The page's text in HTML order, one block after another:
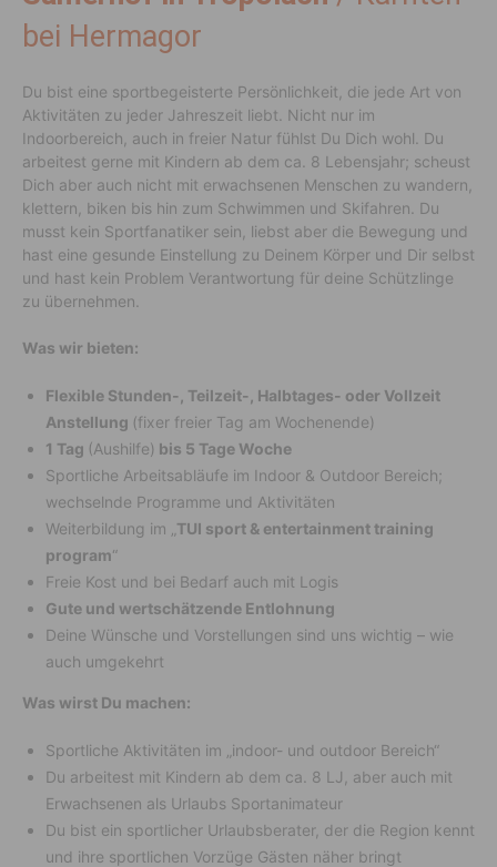
bei Hermagor
Du bist eine sportbegeisterte Persönlichkeit, die jede Art von
Aktivitäten zu jeder Jahreszeit liebt. Nicht nur im
Indoorbereich, auch in freier Natur fühlst Du Dich wohl. Du
arbeitest gerne mit Kindern ab dem ca. 8 Lebensjahr; scheust
Dich aber auch nicht mit erwachsenen Menschen zu wandern,
klettern, biken bis hin zum Schwimmen und Skifahren. Du
musst kein Sportfanatiker sein, liebst aber die Bewegung und
hast eine gesunde Einstellung zu Deinem Körper und Dir selbst
und hast kein Problem Verantwortung für deine Schützlinge
zu übernehmen.
Was wir bieten:
Flexible Stunden-, Teilzeit-, Halbtages- oder Vollzeit
Anstellung (fixer freier Tag am Wochenende)
1 Tag (Aushilfe) bis 5 Tage Woche
Sportliche Arbeitsabläufe im Indoor & Outdoor Bereich;
wechselnde Programme und Aktivitäten
Weiterbildung im „ TUI sport & entertainment training
program“
Freie Kost und bei Bedarf auch mit Logis
Gute und wertschätzende Entlohnung
Deine Wünsche und Vorstellungen sind uns wichtig – wie
auch umgekehrt
Was wirst Du machen:
Sportliche Aktivitäten im „indoor- und outdoor Bereich“
Du arbeitest mit Kindern ab dem ca. 8 LJ, aber auch mit
Erwachsenen als Urlaubs Sportanimateur
Du bist ein sportlicher Urlaubsberater, der die Region kennt
und ihre sportlichen Vorzüge Gästen näher bringt